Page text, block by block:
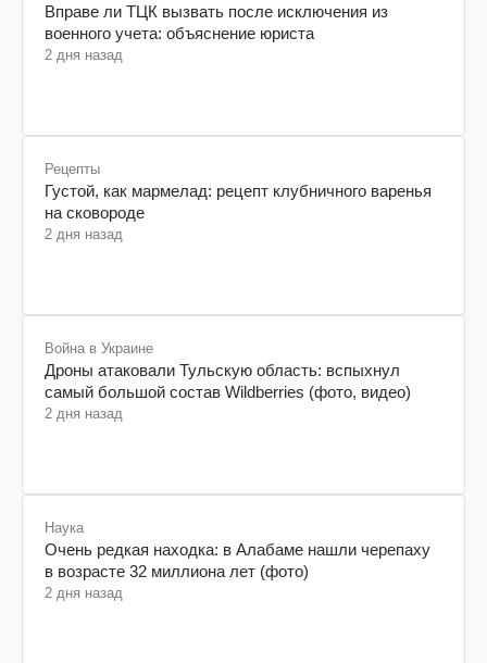
Вправе ли ТЦК вызвать после исключения из
военного учета: объяснение юриста
2 дня назад
Рецепты
Густой, как мармелад: рецепт клубничного варенья
на сковороде
2 дня назад
Война в Украине
Дроны атаковали Тульскую область: вспыхнул
самый большой состав Wildberries (фото, видео)
2 дня назад
Наука
Очень редкая находка: в Алабаме нашли черепаху
в возрасте 32 миллиона лет (фото)
2 дня назад